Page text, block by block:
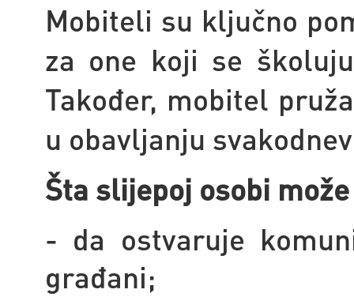
Mobiteli su ključno
za one koji se
Također, mobitel
u obavljanju
Šta slijepoj osobi
- da ostvaruje
građani;